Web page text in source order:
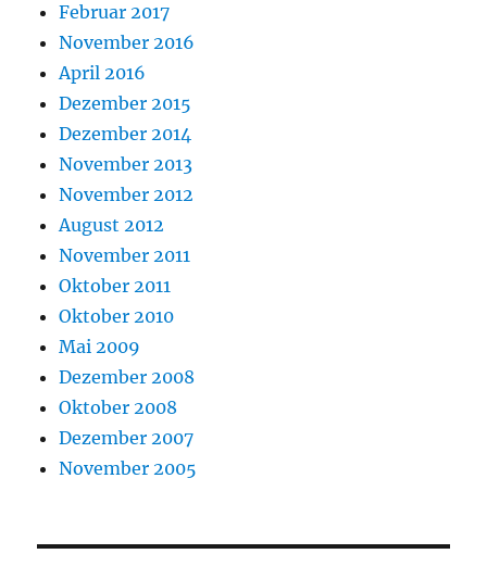
Februar 2017
November 2016
April 2016
Dezember 2015
Dezember 2014
November 2013
November 2012
August 2012
November 2011
Oktober 2011
Oktober 2010
Mai 2009
Dezember 2008
Oktober 2008
Dezember 2007
November 2005